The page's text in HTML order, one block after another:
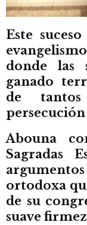
Este
donde las
ganado
de
Abouna
Sagradas
ortodoxa
de su
suave